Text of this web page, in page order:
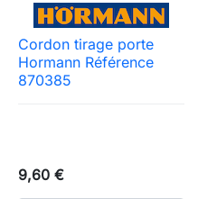
Cordon tirage porte
Hormann Référence
870385
9,60 €